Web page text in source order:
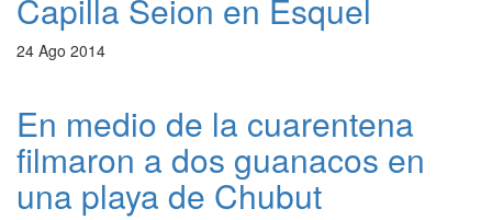
Capilla Seion en Esquel
24 Ago 2014
En medio de la cuarentena
filmaron a dos guanacos en
una playa de Chubut